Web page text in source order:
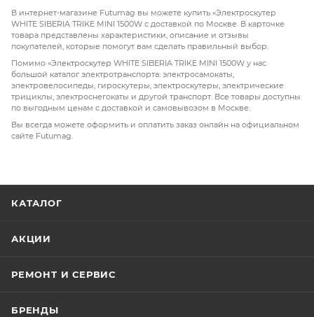
закрывается на защёлки, добавляет
функциональности и стиля
В интернет-магазине Futumag вы можете купить «Электроскутер
WHITE SIBERIA TRIKE MINI 1500W с доставкой по Москве. В карточке
товара представлены характеристики, описание и отзывы
покупателей, которые помогут вам сделать правильный выбор.
Помимо «Электроскутер WHITE SIBERIA TRIKE MINI 1500W у нас
большой каталог электротранспорта: электросамокаты,
электровелосипеды, гироскутеры, электроскутеры, электрические
трициклы, электроснегокаты и другой транспорт. Все товары доступны
по выгодным ценам с доставкой и самовывозом в Москве.
Вы всегда можете оформить и оплатить заказ онлайн на официальном
сайте Futumag.
КАТАЛОГ
АКЦИИ
РЕМОНТ И СЕРВИС
БРЕНДЫ